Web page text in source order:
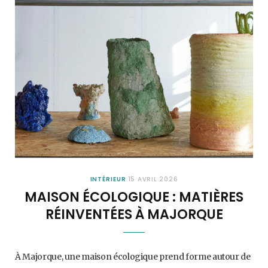
INTÉRIEUR 15 AVRIL 2026
MAISON ÉCOLOGIQUE : MATIÈRES
RÉINVENTÉES À MAJORQUE
À Majorque, une maison écologique prend forme autour de